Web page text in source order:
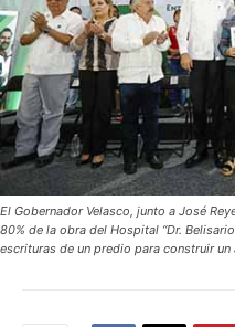
El Gobernador Velasco, junto a José
80% de la obra del Hospital “Dr.
escrituras de un predio para construir